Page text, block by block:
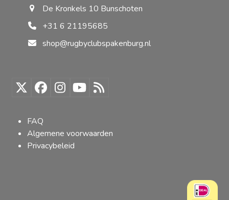
De Kronkels 10 Bunschoten
+31 6 21195685
shop@rugbyclubspakenburg.nl
TwitterFacebook
Instagram
YouTube
RSS
FAQ
Algemene voorwaarden
Privacybeleid